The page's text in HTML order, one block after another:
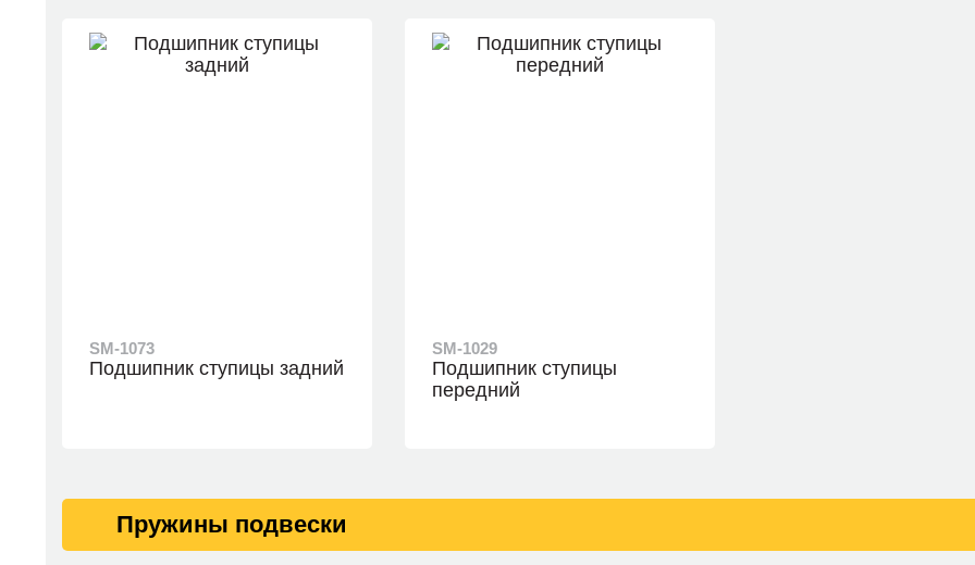
SM-1073
Подшипник ступицы задний
SM-1029
Подшипник ступицы
передний
Пружины подвески